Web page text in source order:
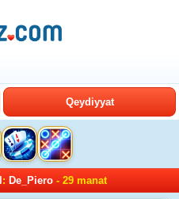
Qeydiyyat
: De_Piero- 29 manat